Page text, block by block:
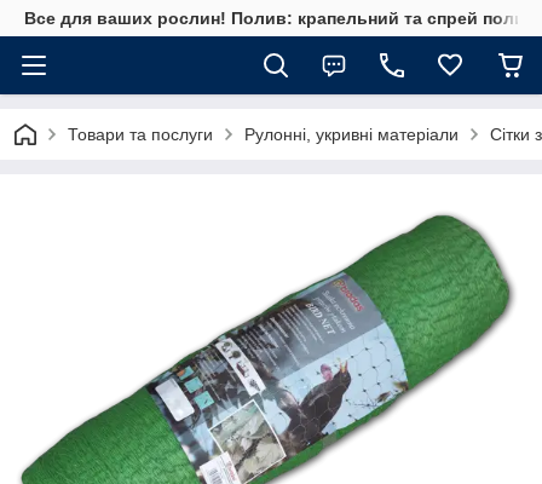
Все для ваших рослин! Полив: крапельний та спрей полив,
Товари та послуги Рулонні, укривні матеріали Сітки